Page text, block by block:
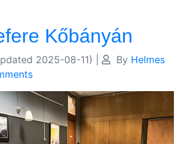
Kőbányán
2025-08-11) By Helmes